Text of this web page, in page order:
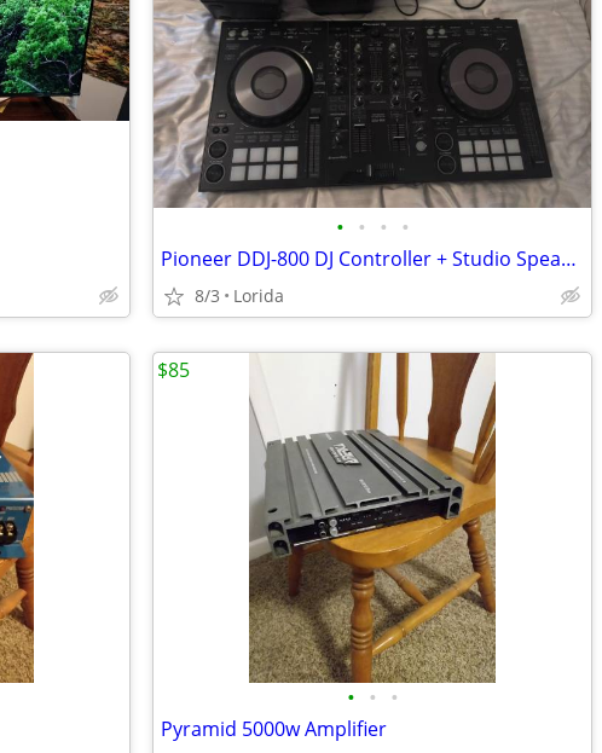
• • • •
Pioneer DDJ-800 DJ Controller + Studio Speakers
8/3 Lorida
• • •
Pyramid 5000w Amplifier
$85